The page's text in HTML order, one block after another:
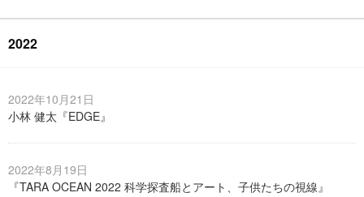
2022
2022年10月21日
小林 健太『EDGE』
2022年8月19日
『TARA OCEAN 2022 科学探査船とアート、子供たちの視線』